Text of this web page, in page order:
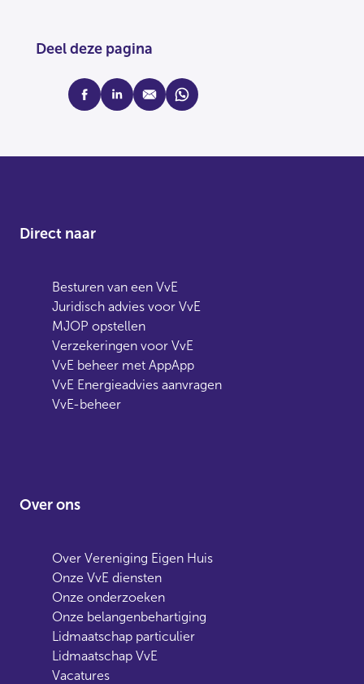
Deel deze pagina
facebooklinkedinmail whatsapp
Direct naar
Besturen van een VvE
Juridisch advies voor VvE
MJOP opstellen
Verzekeringen voor VvE
VvE beheer met AppApp
VvE Energieadvies aanvragen
VvE-beheer
Over ons
Over Vereniging Eigen Huis
Onze VvE diensten
Onze onderzoeken
Onze belangenbehartiging
Lidmaatschap particulier
Lidmaatschap VvE
Vacatures